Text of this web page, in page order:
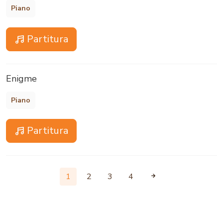
Piano
Partitura
Enigme
Piano
Partitura
1 2 3 4